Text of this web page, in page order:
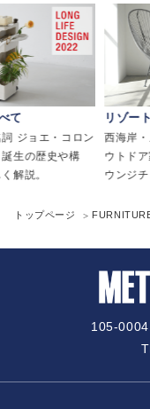
て
ジョエ・コロン
生の歴史や構
解説。
リゾー
西海岸
ウトド
ウンジチ
トップページ
105-